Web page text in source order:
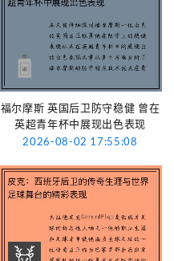
福尔摩斯 英国后卫防守稳健 曾在
英超青年杯中展现出色表现
2026-08-02 17:55:08